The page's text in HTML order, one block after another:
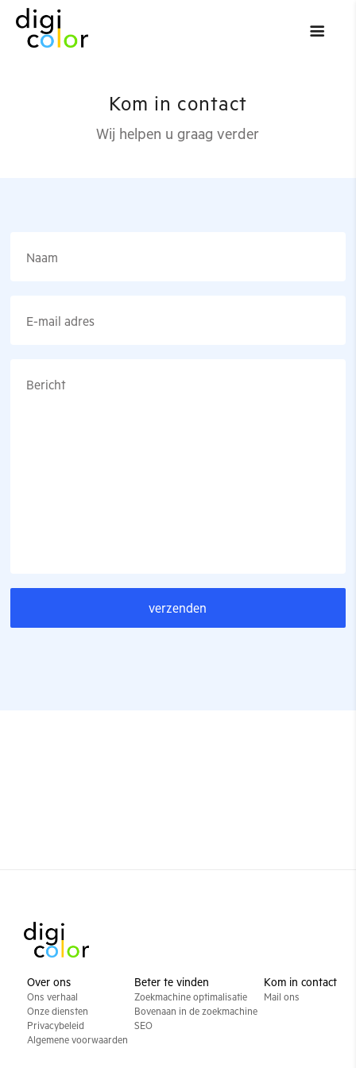
Kom in contact
Wij helpen u graag verder
Naam
E-mail adres
Bericht
Over ons
Ons verhaal
Onze diensten
Privacybeleid
Algemene voorwaarden
Beter te vinden
Zoekmachine optimalisatie
Bovenaan in de zoekmachine
SEO
Kom in contact
Mail ons